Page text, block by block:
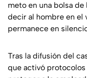
meto en una bolsa de
decir al hombre en el
permanece en
Tras la difusión del
que activó